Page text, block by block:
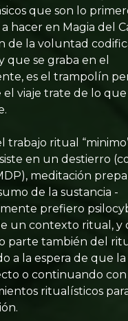
que son lo
hacer en Magia del
de la voluntad
que se graba en el
es el trampolín
el viaje trate de lo
trabajo ritual
en un destierro
meditación
de la sustancia -
prefiero
un contexto ritual, y
parte también del
a la espera de que la
o continuando con
ritualísticos